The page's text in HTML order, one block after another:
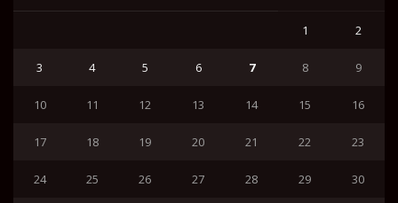
1 2
3 4 5 6 7 8 9
10 11 12 13 14 15 16
17 18 19 20 21 22 23
24 25 26 27 28 29 30